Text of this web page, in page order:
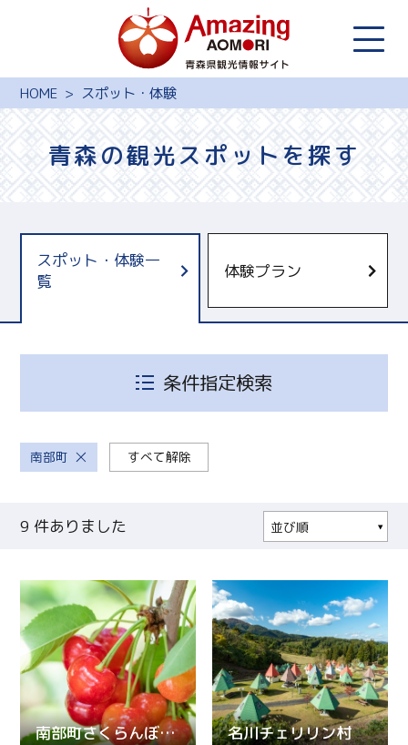
HOME スポット・体験
青森の観光スポットを探す
スポット・体験一
覧
体験プラン
条件指定検索
南部町 すべて解除
9 件ありました
並び順
現在地から近い順
南部町さくらんぼ狩り 名川チェリリン村